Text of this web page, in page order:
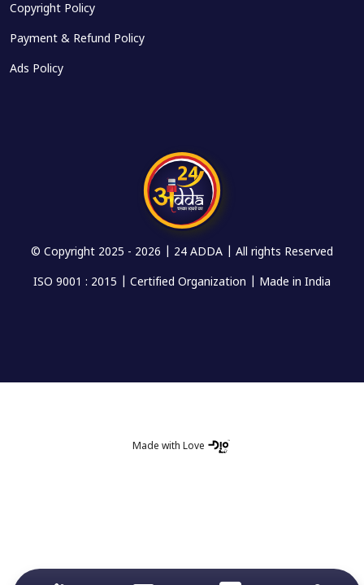
Copyright Policy
Payment & Refund Policy
Ads Policy
© Copyright 2025 - 2026 | 24 ADDA | All rights Reserved
ISO 9001 : 2015 | Certified Organization | Made in India
Made with Love